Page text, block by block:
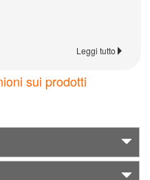
Leggi tutto
sui prodotti